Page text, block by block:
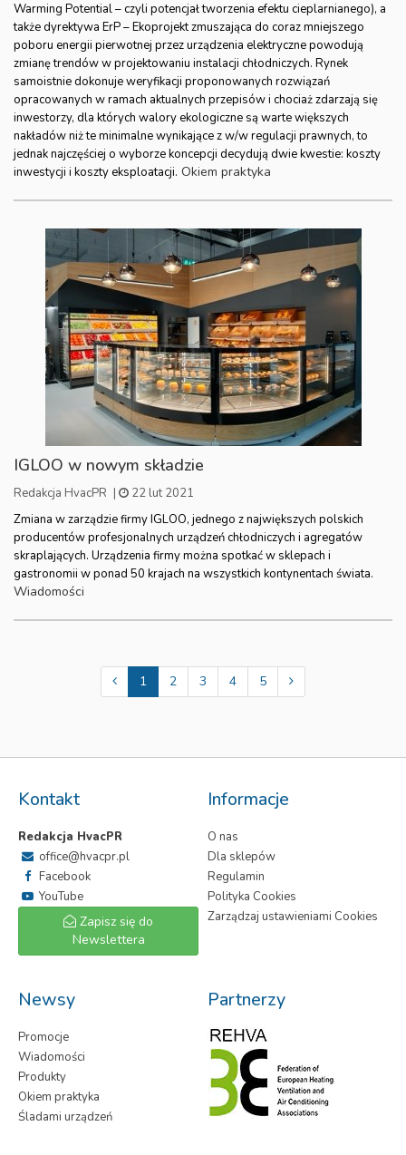
Warming Potential – czyli potencjał tworzenia efektu cieplarnianego), a
także dyrektywa ErP – Ekoprojekt zmuszająca do coraz mniejszego
poboru energii pierwotnej przez urządzenia elektryczne powodują
zmianę trendów w projektowaniu instalacji chłodniczych. Rynek
samoistnie dokonuje weryfikacji proponowanych rozwiązań
opracowanych w ramach aktualnych przepisów i chociaż zdarzają się
inwestorzy, dla których walory ekologiczne są warte większych
nakładów niż te minimalne wynikające z w/w regulacji prawnych, to
jednak najczęściej o wyborze koncepcji decydują dwie kwestie: koszty
inwestycji i koszty eksploatacji. Okiem praktyka
IGLOO w nowym składzie
Redakcja HvacPR |
22 lut 2021
Zmiana w zarządzie firmy IGLOO, jednego z największych polskich
producentów profesjonalnych urządzeń chłodniczych i agregatów
skraplających. Urządzenia firmy można spotkać w sklepach i
gastronomii w ponad 50 krajach na wszystkich kontynentach świata.
Wiadomości
1 2 3 4 5
Kontakt
Redakcja HvacPR
office@hvacpr.pl
Facebook
YouTube
Zapisz się do
Newslettera
Informacje
O nas
Dla sklepów
Regulamin
Polityka Cookies
Zarządzaj ustawieniami Cookies
Newsy
Promocje
Wiadomości
Produkty
Okiem praktyka
Śladami urządzeń
Partnerzy